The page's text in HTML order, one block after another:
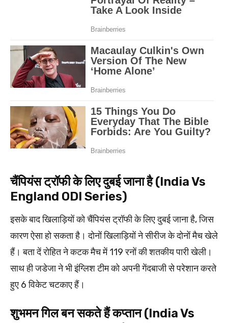
चैंपियंस ट्रॉफी के लिए दुबई जाना है (India Vs
England ODI Series)
इसके बाद खिलाड़ियों को चैंपियंस ट्रॉफी के लिए दुबई जाना है, जिस
कारण ऐसा हो सकता है। दोनों खिलाड़ियों ने सीरीज के दोनों मैच खेले
हैं। बता दें रोहित ने कटक मैच में 119 रनों की शतकीय पारी खेली।
साथ ही जडेजा ने भी इंग्लिश टीम को अपनी गेंदबाजी से परेशान करते
हुए 6 विकेट चटकाए हैं।
शुभमन गिल बन सकते हैं कप्तान (India Vs